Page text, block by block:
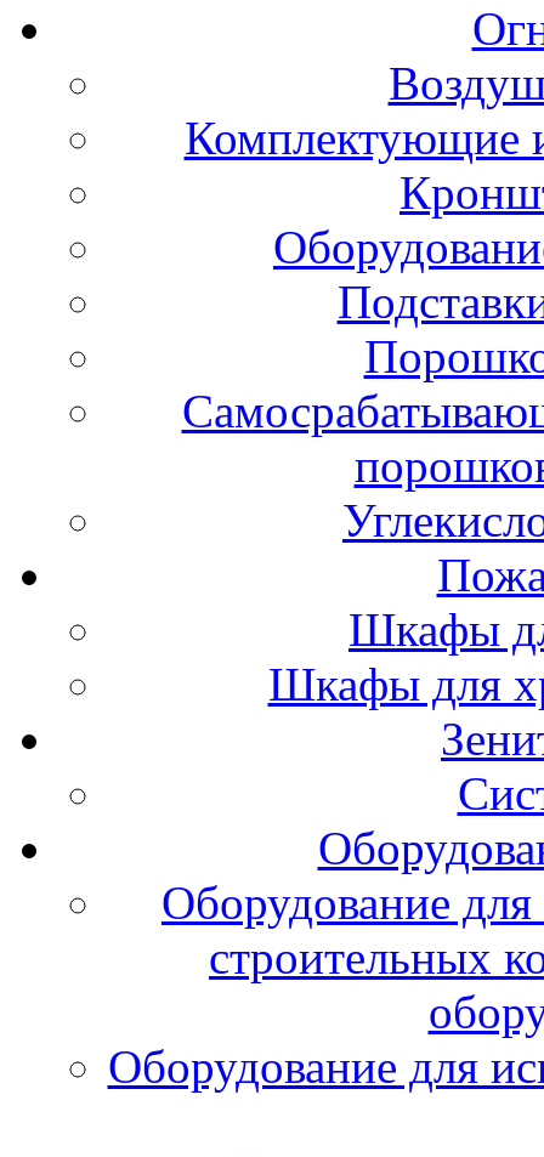
Комплектующие
Шкафы
Шкафы для
Оборудование
строительных
Оборудование для